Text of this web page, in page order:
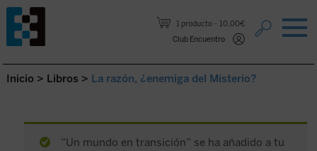
1 producto
10,00€
Club Encuentro
Saltar al contenido.
Inicio > Libros > La razón, ¿enemiga del Misterio?
“Un mundo en transición” se ha añadido a tu